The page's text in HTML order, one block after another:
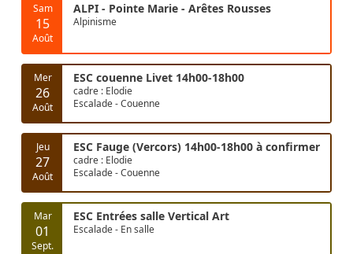
Sam
15
Août
ALPI - Pointe Marie - Arêtes Rousses
Alpinisme
Mer
26
Août
ESC couenne Livet 14h00-18h00
cadre : Elodie
Escalade - Couenne
Jeu
27
Août
ESC Fauge (Vercors) 14h00-18h00 à confirmer
cadre : Elodie
Escalade - Couenne
Mar
01
Sept.
ESC Entrées salle Vertical Art
Escalade - En salle